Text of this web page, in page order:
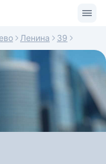
Ленина 39